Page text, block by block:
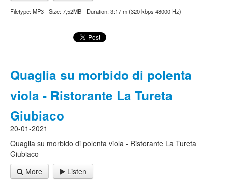
Filetype: MP3 - Size: 7,52MB - Duration: 3:17 m (320 kbps 48000 Hz)
Quaglia su morbido di polenta
viola - Ristorante La Tureta
Giubiaco
20-01-2021
Quaglia su morbido di polenta viola - Ristorante La Tureta
Giubiaco
More
Listen